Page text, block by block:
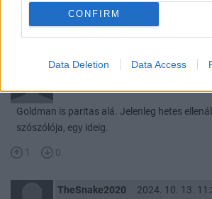
CONFIRM
Data Deletion Data Access
európai PMI-k elkezdenek javulni
TheSnake2020 2024. 10. 22.
Goldman is paritas alá. Jelenleg hetes
szószólója, egy ideig.
1 0
TheSnake2020
2024. 10. 13.